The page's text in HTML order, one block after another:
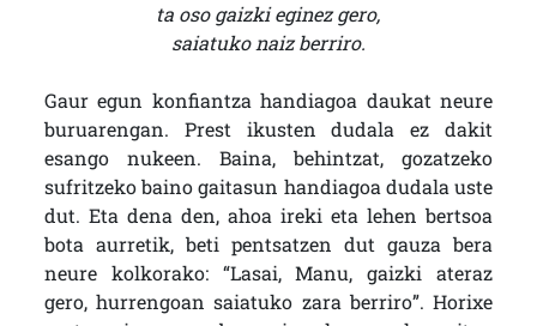
ta oso gaizki eginez gero,
saiatuko naiz berriro.
Gaur egun konfiantza handiagoa daukat neure
buruarengan. Prest ikusten dudala ez dakit
esango nukeen. Baina, behintzat, gozatzeko
sufritzeko baino gaitasun handiagoa dudala uste
dut. Eta dena den, ahoa ireki eta lehen bertsoa
bota aurretik, beti pentsatzen dut gauza bera
neure kolkorako: “Lasai, Manu, gaizki ateraz
gero, hurrengoan saiatuko zara berriro”. Horixe